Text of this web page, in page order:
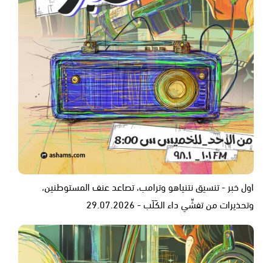
اول خبر - تنسيق نتنياهو وترامب، تصاعد عنف المستوطنين،
وتحذيرات من تفشّي داء الكَلَب - 29.07.2026